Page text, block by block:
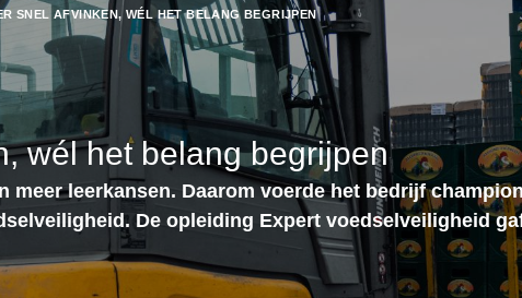
SNEL AFVINKEN, WÉL HET BELANG BEGRIJPEN
wél het belang begrijpen
meer leerkansen. Daarom voerde het bedrijf
De opleiding Expert voedselveiligheid